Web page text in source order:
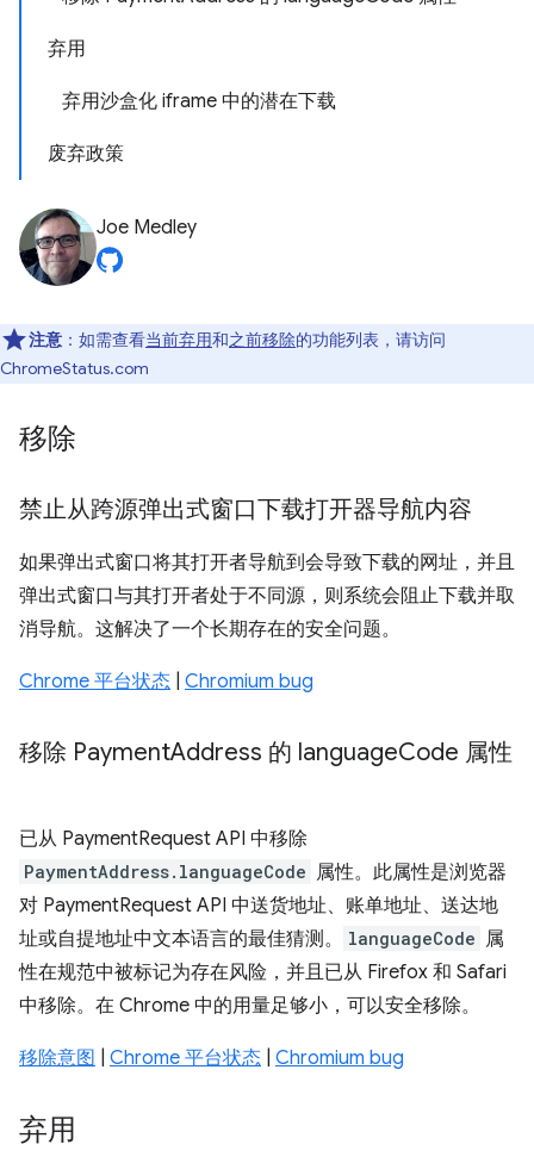
弃用
弃用沙盒化 iframe 中的潜在下载
废弃政策
Joe Medley
注意 ：如需查看当前弃用和之前移除的功能列表，请访问
ChromeStatus.com
移除
禁止从跨源弹出式窗口下载打开器导航内容
如果弹出式窗口将其打开者导航到会导致下载的网址，并且
弹出式窗口与其打开者处于不同源，则系统会阻止下载并取
消导航。这解决了一个长期存在的安全问题。
Chrome 平台状态 Chromium bug
移除 PaymentAddress 的 languageCode 属性
已从 PaymentRequest API 中移除
PaymentAddress.languageCode 属性。此属性是浏览器
对 PaymentRequest API 中送货地址、账单地址、送达地
址或自提地址中文本语言的最佳猜测。
languageCode 属
性在规范中被标记为存在风险，并且已从 Firefox 和 Safari
中移除。在 Chrome 中的用量足够小，可以安全移除。
移除意图 Chrome 平台状态 Chromium bug
弃用